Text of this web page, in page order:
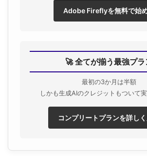
Adobe Fireflyを無料で始
🚀 全てが揃う最強プラ
最初の3か月は半額
しかも生成AIのクレジットもついて
コンプリートプランを詳し